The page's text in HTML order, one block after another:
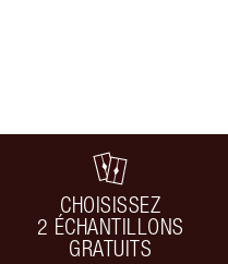
CHOISISSEZ
2 ÉCHANTILLONS
GRATUITS